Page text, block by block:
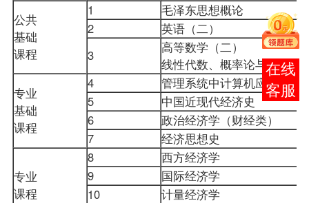
公共
基础
课程
1
毛泽东思想概论
2
英语（二）
3
高等数学（二）
线性代数、概率论与数理
专业
基础
课程
4
管理系统中计算机应用
5
中国近现代经济史
6
政治经济学（财经类）
7
经济思想史
专业
课程
8
西方经济学
9
国际经济学
10
计量经济学
在线
客服